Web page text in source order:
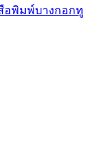
อพิมพ์บางกอกทู